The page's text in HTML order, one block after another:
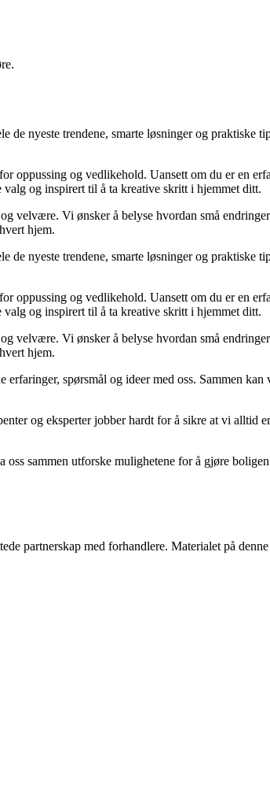
nyeste trendene, smarte løsninger og praktiske
og vedlikehold. Uansett om du er en
og inspirert til å ta kreative skritt i hjemmet ditt.
velvære. Vi ønsker å belyse hvordan små
hjem.
nyeste trendene, smarte løsninger og praktiske
og vedlikehold. Uansett om du er en
og inspirert til å ta kreative skritt i hjemmet ditt.
velvære. Vi ønsker å belyse hvordan små
hjem.
spørsmål og ideer med oss. Sammen
og eksperter jobber hardt for å sikre at vi alltid
sammen utforske mulighetene for å gjøre
partnerskap med forhandlere. Materialet på